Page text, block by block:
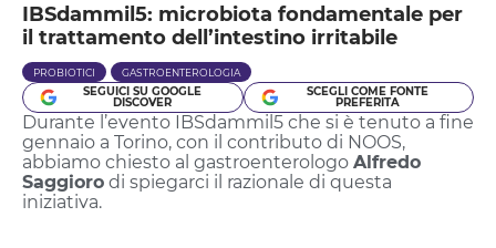
IBSdammil5: microbiota fondamentale per
il trattamento dell’intestino irritabile
PROBIOTICI GASTROENTEROLOGIA
SEGUICI SU GOOGLE
DISCOVER
SCEGLI COME FONTE
PREFERITA
Durante l’evento IBSdammil5 che si è tenuto a fine
gennaio a Torino, con il contributo di NOOS,
abbiamo chiesto al gastroenterologo Alfredo
Saggioro di spiegarci il razionale di questa
iniziativa.